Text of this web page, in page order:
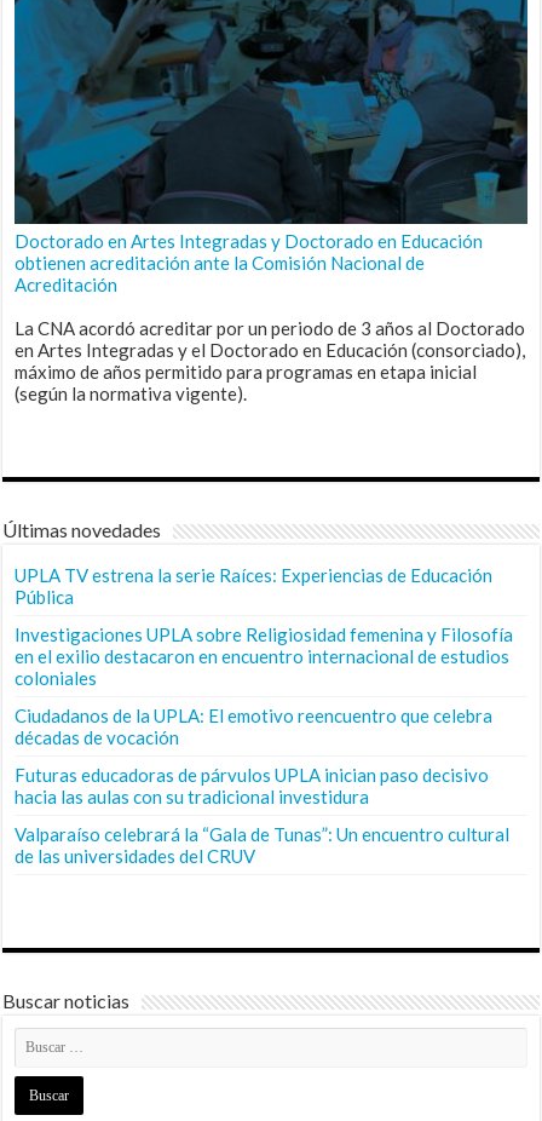
Doctorado en Artes Integradas y Doctorado en Educación
obtienen acreditación ante la Comisión Nacional de
Acreditación
La CNA acordó acreditar por un periodo de 3 años al Doctorado
en Artes Integradas y el Doctorado en Educación (consorciado),
máximo de años permitido para programas en etapa inicial
(según la normativa vigente).
Últimas novedades
UPLA TV estrena la serie Raíces: Experiencias de Educación
Pública
Investigaciones UPLA sobre Religiosidad femenina y Filosofía
en el exilio destacaron en encuentro internacional de estudios
coloniales
Ciudadanos de la UPLA: El emotivo reencuentro que celebra
décadas de vocación
Futuras educadoras de párvulos UPLA inician paso decisivo
hacia las aulas con su tradicional investidura
Valparaíso celebrará la “Gala de Tunas”: Un encuentro cultural
de las universidades del CRUV
Buscar noticias